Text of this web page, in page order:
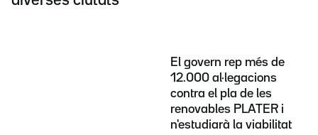
El govern rep més de
12.000 al·legacions
contra el pla de les
renovables PLATER i
n'estudiarà la viabilitat